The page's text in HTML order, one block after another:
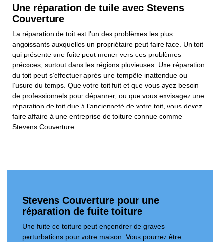
Une réparation de tuile avec Stevens
Couverture
La réparation de toit est l'un des problèmes les plus
angoissants auxquelles un propriétaire peut faire face. Un toit
qui présente une fuite peut mener vers des problèmes
précoces, surtout dans les régions pluvieuses. Une réparation
du toit peut s’effectuer après une tempête inattendue ou
l’usure du temps. Que votre toit fuit et que vous ayez besoin
de professionnels pour dépanner, ou que vous envisagez une
réparation de toit due à l’ancienneté de votre toit, vous devez
faire affaire à une entreprise de toiture connue comme
Stevens Couverture.
Stevens Couverture pour une
réparation de fuite toiture
Une fuite de toiture peut engendrer de graves
perturbations pour votre maison. Vous pourrez être